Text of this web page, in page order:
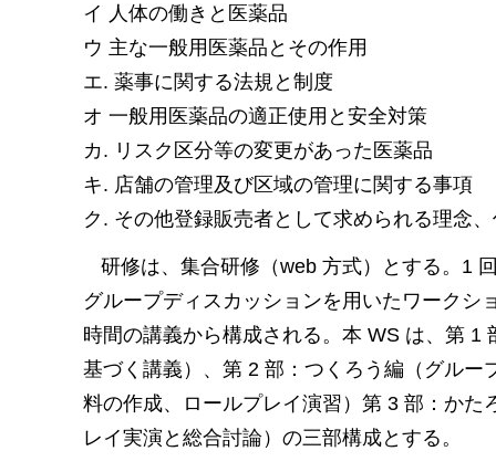
イ 人体の働きと医薬品
ウ 主な一般用医薬品とその作用
エ. 薬事に関する法規と制度
オ 一般用医薬品の適正使用と安全対策
カ. リスク区分等の変更があった医薬品
キ. 店舗の管理及び区域の管理に関する事項
ク. その他登録販売者として求められる理念
研修は、集合研修（web 方式）とする。1
グループディスカッションを用いたワークシ
時間の講義から構成される。本 WS は、第 1
基づく講義）、第 2 部：つくろう編（グルー
料の作成、ロールプレイ演習）第 3 部：かた
レイ実演と総合討論）の三部構成とする。